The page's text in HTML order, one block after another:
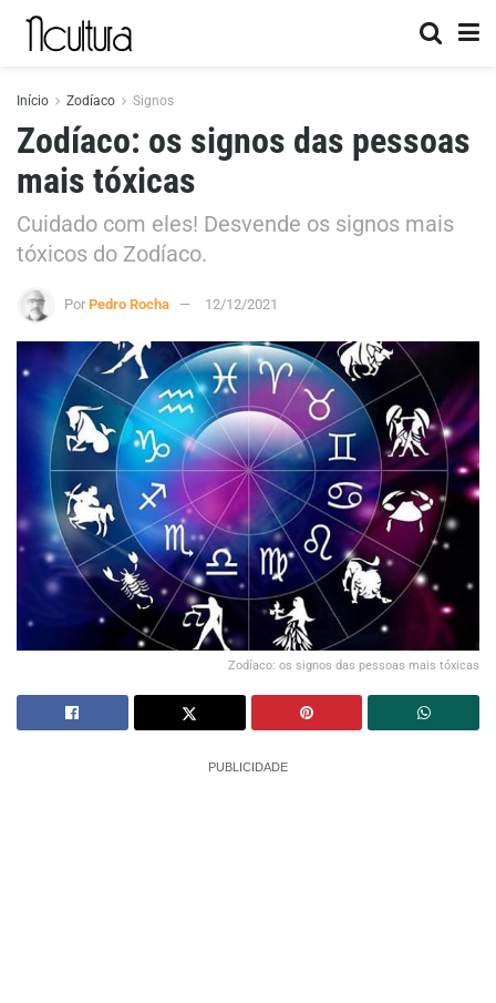
Início Zodíaco Signos
Zodíaco: os signos das pessoas
mais tóxicas
Cuidado com eles! Desvende os signos mais
tóxicos do Zodíaco.
Por Pedro Rocha 12/12/2021
Zodíaco: os signos das pessoas mais tóxicas
PUBLICIDADE